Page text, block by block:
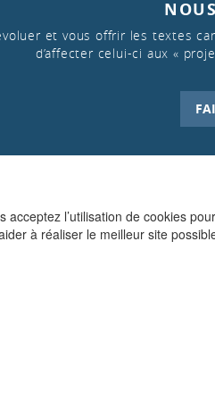
l’utilisation de cookies
à réaliser le meilleur site
et vous offrir les textes
d’affecter celui-ci aux «